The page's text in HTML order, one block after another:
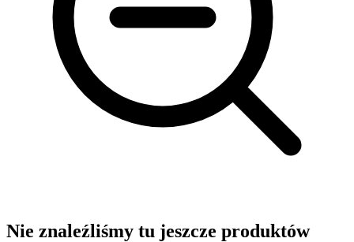
Nie znaleźliśmy tu jeszcze produktów